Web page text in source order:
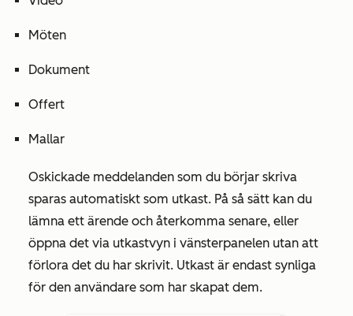
Möten
Dokument
Offert
Mallar
Oskickade meddelanden som du börjar skriva
sparas automatiskt som utkast. På så sätt kan du
lämna ett ärende och återkomma senare, eller
öppna det via utkastvyn i vänsterpanelen utan att
förlora det du har skrivit. Utkast är endast synliga
för den användare som har skapat dem.